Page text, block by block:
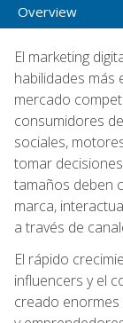
Overview
El marketing
habilidades más
mercado
consumidores
sociales,
tomar
tamaños deben
marca,
a través de
El rápido
influencers y el
creado